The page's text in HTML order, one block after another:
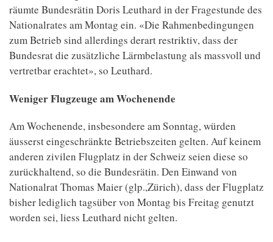
räumte Bundesrätin Doris Leuthard in der Fragestunde des
Nationalrates am Montag ein. «Die Rahmenbedingungen
zum Betrieb sind allerdings derart restriktiv, dass der
Bundesrat die zusätzliche Lärmbelastung als massvoll und
vertretbar erachtet», so Leuthard.
Weniger Flugzeuge am Wochenende
Am Wochenende, insbesondere am Sonntag, würden
äusserst eingeschränkte Betriebszeiten gelten. Auf keinem
anderen zivilen Flugplatz in der Schweiz seien diese so
zurückhaltend, so die Bundesrätin. Den Einwand von
Nationalrat Thomas Maier (glp.,Zürich), dass der Flugplatz
bisher lediglich tagsüber von Montag bis Freitag genutzt
worden sei, liess Leuthard nicht gelten.